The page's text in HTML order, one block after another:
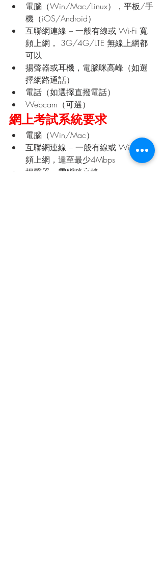
電腦（Win/Mac/Linux），平板/手
機（iOS/Android）
互聯網連線 – 一般有線或 Wi-Fi 寬
頻上網， 3G/4G/LTE 無線上網都
可以
揚聲器或耳機，電腦咪高峰（如選
擇網路通話）
電話（如選擇直撥電話）
Webcam（可選）
網上考試系統要求
電腦（Win/Mac）
互聯網連線 – 一般有線或 Wi-Fi 寬
頻上網，達至最少4Mbps
揚聲器，電腦咪高峰